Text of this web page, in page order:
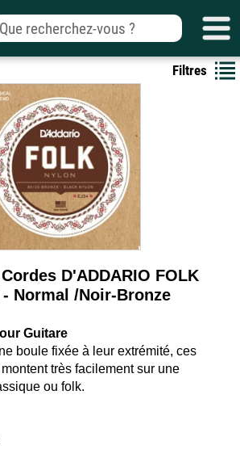
Filtres
D'ADDARIO FOLK
- Normal /Noir-Bronze
Guitare
boule fixée à leur extrémité, ces
très facilement sur une
ou folk.